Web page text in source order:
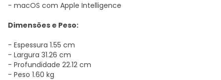
- macOS com Apple Intelligence
Dimensões e Peso:
- Espessura 1.55 cm
- Largura 31.26 cm
- Profundidade 22.12 cm
- Peso 1.60 kg